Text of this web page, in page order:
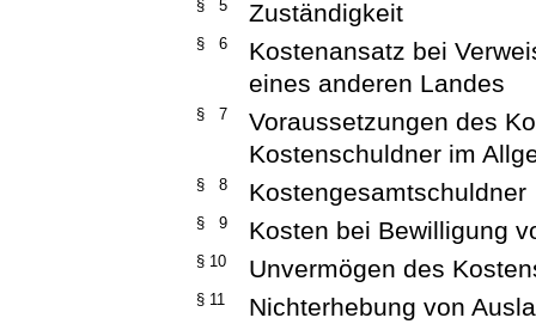
§ 5 Zuständigkeit
§ 6
Kostenansatz bei
eines anderen Landes
§ 7
Voraussetzungen des
Kostenschuldner im
§ 8 Kostengesamtschuldner
§ 9 Kosten bei Bewilligung
§ 10 Unvermögen des
§ 11 Nichterhebung von